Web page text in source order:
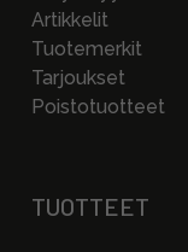
Artikkelit
Tuotemerkit
Tarjoukset
Poistotuotteet
TUOTTEET